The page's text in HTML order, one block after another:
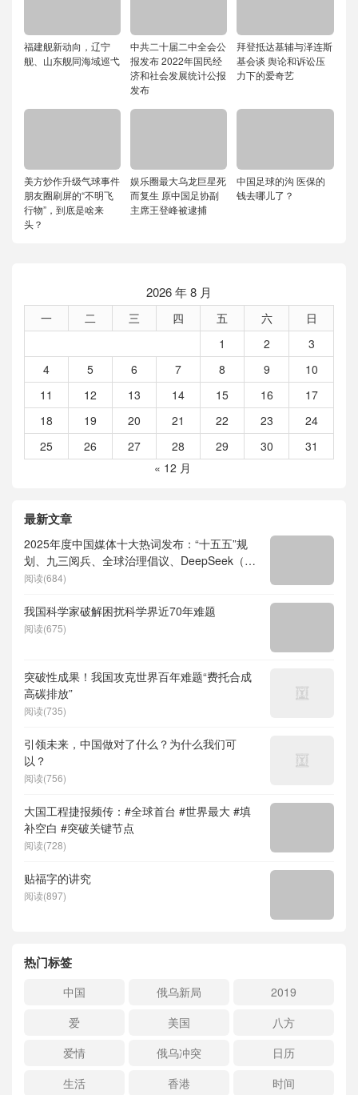
福建舰新动向，辽宁
舰、山东舰同海域巡弋
中共二十届二中全会公
报发布 2022年国民经
济和社会发展统计公报
发布
拜登抵达基辅与泽连斯
基会谈 舆论和诉讼压
力下的爱奇艺
美方炒作升级气球事件
朋友圈刷屏的“不明飞
行物”，到底是啥来
头？
娱乐圈最大乌龙巨星死
而复生 原中国足协副
主席王登峰被逮捕
中国足球的沟 医保的
钱去哪儿了？
2026 年 8 月
一 二 三 四 五 六
日
1
2
3
4
5 6 7 8 9
10
11
12 13 14 15 16
17
18
19 20 21 22 23
24
25
26 27 28 29 30
31
« 12 月
最新文章
2025年度中国媒体十大热词发布：“十五五”规
划、九三阅兵、全球治理倡议、DeepSeek（深
度求索）、人形机器人、苏超、票根经济、育
阅读(684)
我国科学家破解困扰科学界近70年难题
阅读(675)
突破性成果！我国攻克世界百年难题“费托合成
高碳排放”
阅读(735)
引领未来，中国做对了什么？为什么我们可
以？
阅读(756)
大国工程捷报频传：#全球首台 #世界最大 #填
补空白 #突破关键节点
阅读(728)
贴福字的讲究
阅读(897)
热门标签
中国 俄乌新局
2019
爱
美国
八方
爱情
俄乌冲突
日历
生活
香港 时间